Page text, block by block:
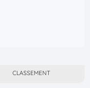
CLASSEMENT